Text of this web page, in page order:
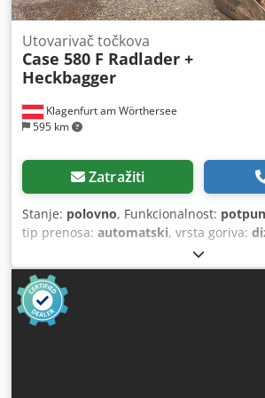
Klagenfurt am Wörthersee
595 km
Utovarivač točkova
Case 580 F Radlader +
Heckbagger
Zatražiti
Stanje: polovno, Funkcionalnost:
tip prenosa: automatski, vrsta goriva:
, konfiguracija osovina:
10/1977, Godina proizvodnje:1977,
Tehnički ispravno Cedot S Idrjpfx An Uorf